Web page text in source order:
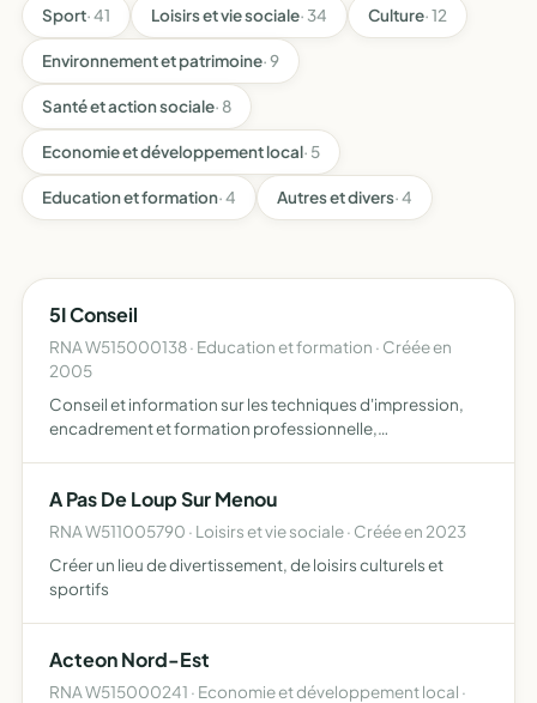
Sport· 41 Loisirs et vie sociale· 34 Culture· 12
Environnement et patrimoine· 9
Santé et action sociale· 8
Economie et développement local· 5
Education et formation· 4 Autres et divers· 4
5I Conseil
RNA W515000138 · Education et formation · Créée en
2005
Conseil et information sur les techniques d'impression,
encadrement et formation professionnelle,
national et internatio…
A Pas De Loup Sur Menou
RNA W511005790 · Loisirs et vie sociale · Créée en 2023
Créer un lieu de divertissement, de loisirs culturels et
sportifs
Acteon Nord-Est
RNA W515000241 · Economie et développement local ·